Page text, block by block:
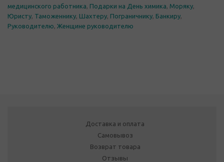
медицинского работника, Подарки на День химика, Моряку,
Юристу, Таможеннику, Шахтеру, Пограничнику, Банкиру,
Руководителю, Женщине руководителю
Доставка и оплата
Самовывоз
Возврат товара
Отзывы